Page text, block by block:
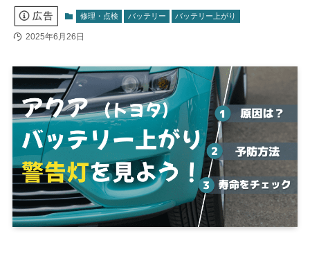
修理・点検 バッテリー バッテリー上がり
2025年6月26日